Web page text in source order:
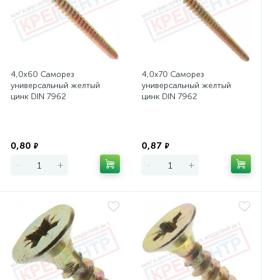
4,0х60 Саморез
универсальный желтый
цинк DIN 7962
0,80 ₽
- +
4,0х70 Саморез
универсальный желтый
цинк DIN 7962
0,87 ₽
- +